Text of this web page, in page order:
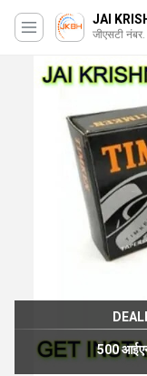
JAI
जीएसटी
500